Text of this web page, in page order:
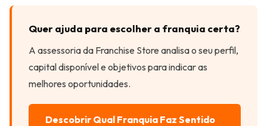
Quer ajuda para escolher a franquia certa?
A assessoria da Franchise Store analisa o seu perfil,
capital disponível e objetivos para indicar as
melhores oportunidades.
Descobrir Qual Franquia Faz Sentido